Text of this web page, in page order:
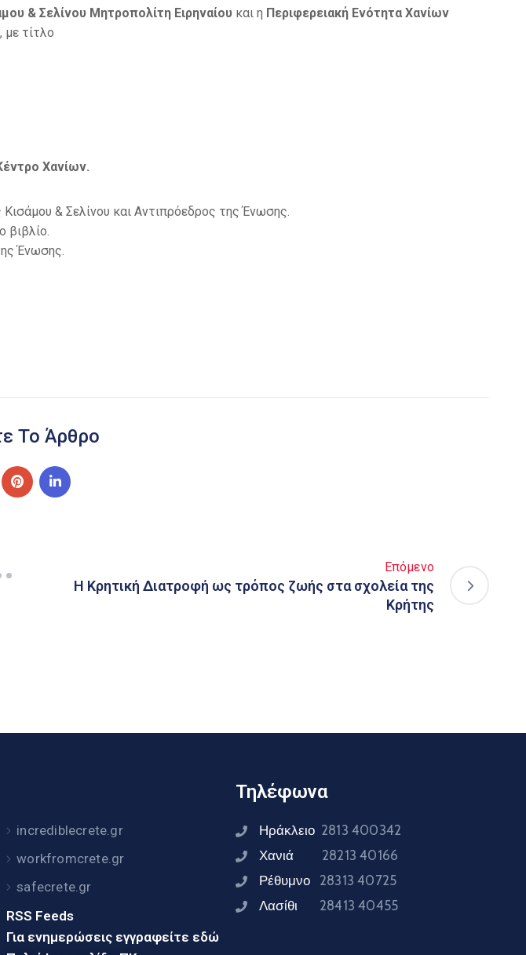
& Σελίνου Μητροπολίτη Ειρηναίου και η Περιφερειακή Ενότητα Χανίων
τίτλο
Χανίων.
& Σελίνου και Αντιπρόεδρος της Ένωσης.
βιβλίο.
Ένωσης.
Το Άρθρο
Επόμενο
Η Κρητική Διατροφή ως τρόπος ζωής στα σχολεία της
Κρήτης
incrediblecrete.gr
workfromcrete.gr
safecrete.gr
RSS Feeds
Για ενημερώσεις εγγραφείτε εδώ
Τηλέφωνα
Ηράκλειο 2813 400342
Χανιά 28213 40166
Ρέθυμνο 28313 40725
Λασίθι 28413 40455